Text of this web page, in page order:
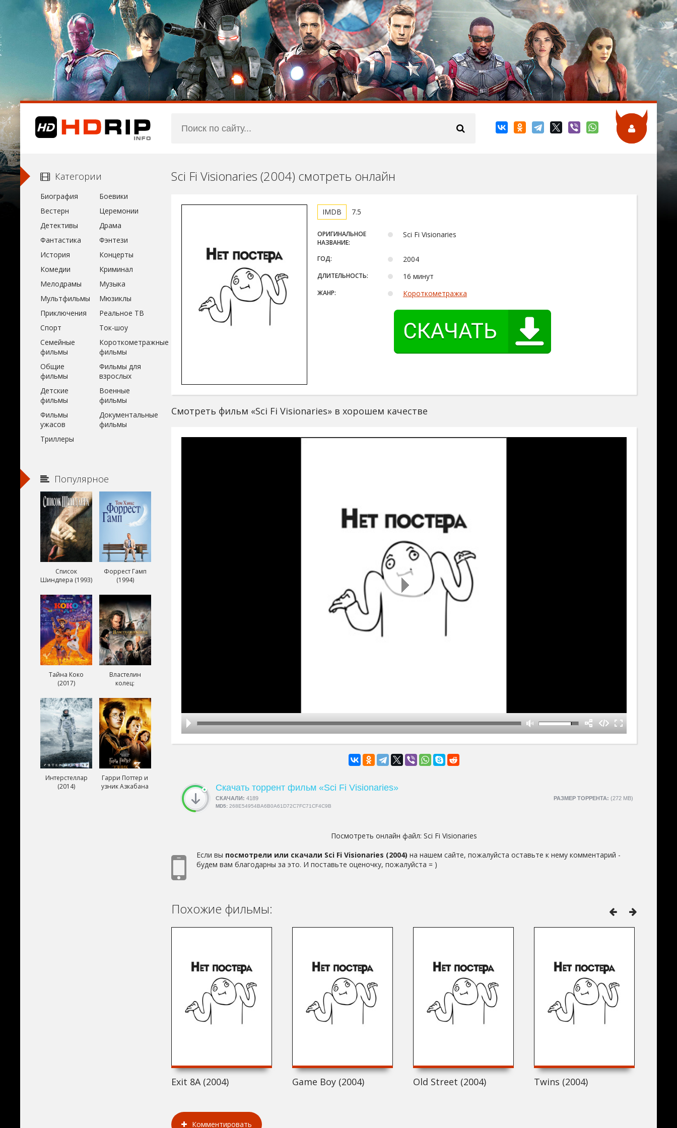
Sci Fi Visionaries (2004) смотреть онлайн
7.5
ОРИГИНАЛЬНОЕ
НАЗВАНИЕ:
Sci Fi Visionaries
ГОД: 2004
ДЛИТЕЛЬНОСТЬ: 16 минут
ЖАНР: Короткометражка
Смотреть фильм «Sci Fi Visionaries» в хорошем качестве
Скачать торрент фильм «Sci Fi Visionaries»
РАЗМЕР ТОРРЕНТА: (272 MB)
СКАЧАЛИ: 4189
MD5: 268E54954BA6B0A61D72C7FC71CF4C9B
Посмотреть онлайн файл: Sci Fi Visionaries
Если вы посмотрели или скачали Sci Fi Visionaries (2004) на нашем сайте, пожалуйста оставьте к нему комментарий -
будем вам благодарны за это. И поставьте оценочку, пожалуйста = )
Похожие фильмы:
Exit 8A (2004) Game Boy (2004) Old Street (2004) Twins (2004)
Комментировать
Категории
Биография
Боевики
Вестерн
Церемонии
Детективы
Драма
Фантастика
Фэнтези
История
Концерты
Комедии
Криминал
Мелодрамы
Музыка
Мультфильмы
Мюзиклы
Приключения
Реальное ТВ
Спорт
Ток-шоу
Семейные
фильмы
Короткометражные
фильмы
Общие
фильмы
Фильмы для
взрослых
Детские
фильмы
Военные
фильмы
Фильмы
ужасов
Документальные
фильмы
Триллеры
Популярное
Список
Шиндлера (1993)
Форрест Гамп
(1994)
Тайна Коко
(2017)
Властелин
колец:
короля (2003)
Интерстеллар
(2014)
Гарри Поттер и
узник Азкабана